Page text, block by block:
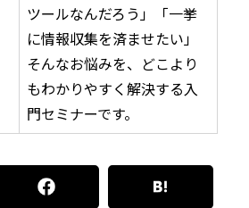
ツールなんだろう」「一挙
に情報収集を済ませたい」
そんなお悩みを、どこより
もわかりやすく解決する入
門セミナーです。